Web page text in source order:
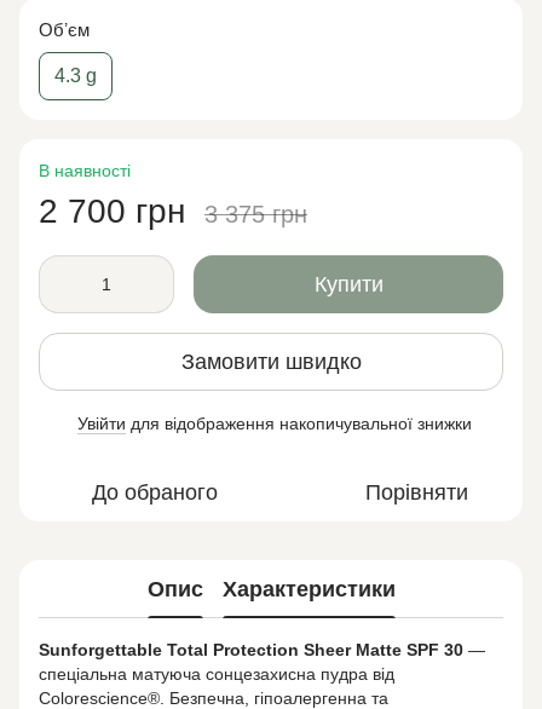
Обʼєм
4.3 g
В наявності
2 700 грн 3 375 грн
Купити
Замовити швидко
Увійти для відображення накопичувальної знижки
До обраного Порівняти
Опис Характеристики
Sunforgettable Total Protection Sheer Matte SPF 30 —
спеціальна матуюча сонцезахисна пудра від
Colorescience®. Безпечна, гіпоалергенна та